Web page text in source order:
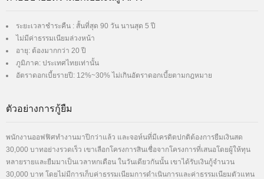
ระยะเวลาชำระคืน : สั้นที่สุด 90 วัน นานสุด 5 ปี
ไม่มีค่าธรรมเนียมล่วงหน้า
อายุ: ต้องมากกว่า 20 ปี
ภูมิภาค: ประเทศไทยเท่านั้น
อัตราดอกเบี้ยรายปี: 12%~30% ไม่เกินอัตราดอกเบี้ยตามกฎหมาย
ตัวอย่างการกู้ยืม
พนักงานออฟฟิศทำงานมาปีกว่าแล้ว และจอห์นที่มีเครดิตปกติต้องการยืมเงินสด
30,000 บาทอย่างรวดเร็ว เขาเลือกโครงการสินเชื่อจากโครงการที่เสนอโดยผู้ให้ทุน
หลายรายและยืมมาเป็นเวลาหกเดือน ในวันเดียวกันนั้น เขาได้รับเงินกู้จำนวน
30,000 บาท โดยไม่มีการเก็บค่าธรรมเนียมการดำเนินการและค่าธรรมเนียมตัวแทน